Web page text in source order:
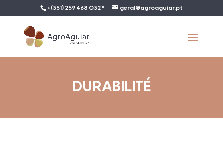
+(351) 259 468 032 * geral@agroaguiar.pt
DURABILITÉ